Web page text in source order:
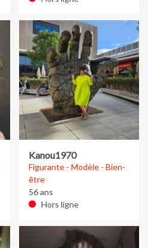
Kanou1970
Figurante - Modèle - Bien-
être
56 ans
Hors ligne